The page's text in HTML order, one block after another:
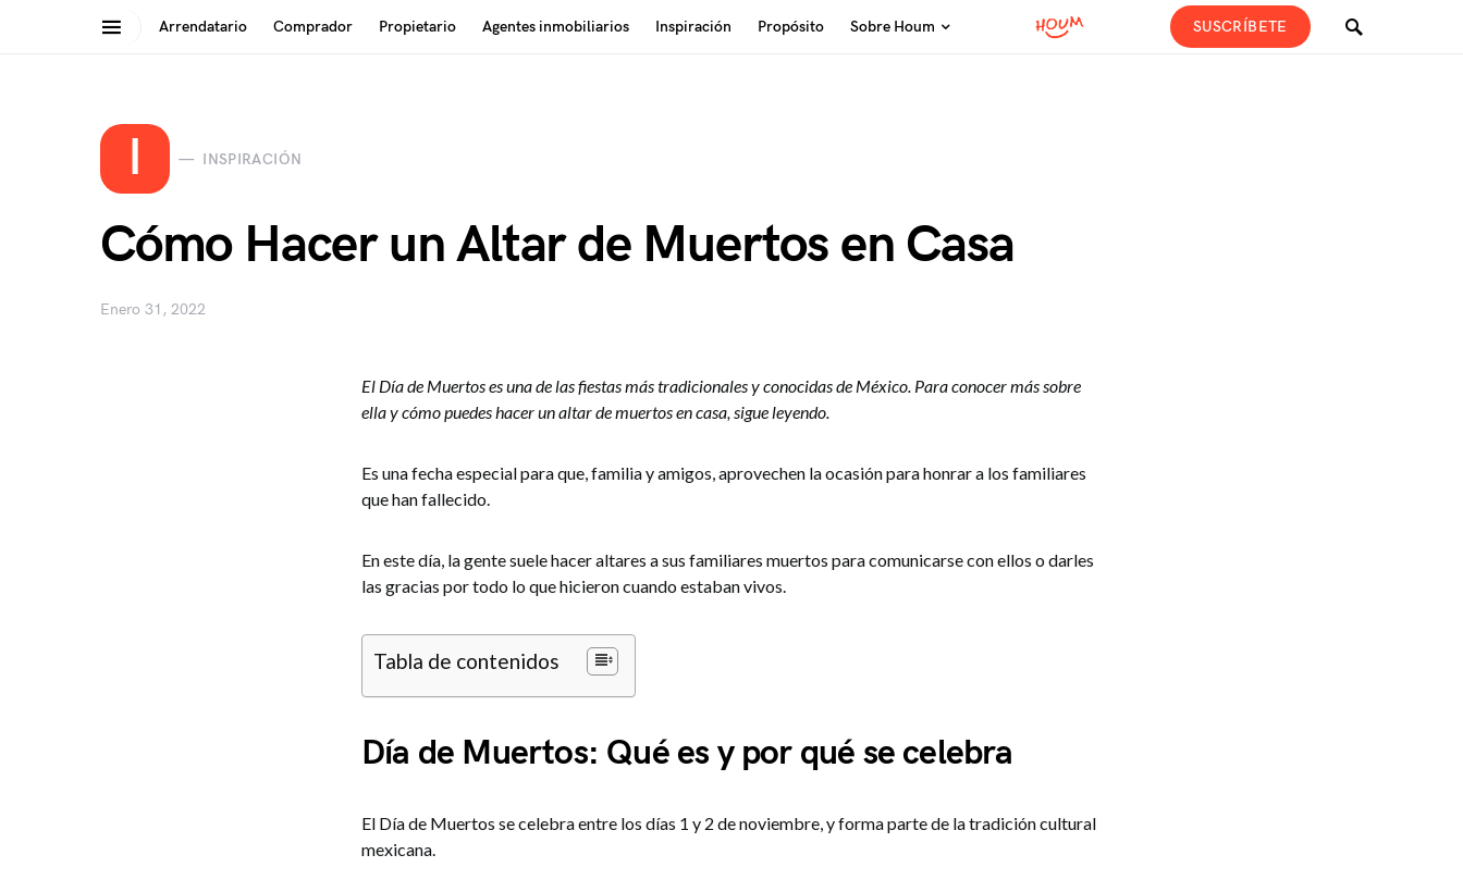
Arrendatario Comprador Propietario Agentes inmobiliarios Inspiración Propósito Sobre Houm SUSCRÍBETE
Search for:
I INSPIRACIÓN
Cómo Hacer un Altar de Muertos en Casa
Enero 31, 2022
El Día de Muertos es una de las fiestas más tradicionales y conocidas de México. Para conocer más sobre
ella y cómo puedes hacer un altar de muertos en casa, sigue leyendo.
Es una fecha especial para que, familia y amigos, aprovechen la ocasión para honrar a los familiares
que han fallecido.
En este día, la gente suele hacer altares a sus familiares muertos para comunicarse con ellos o darles
las gracias por todo lo que hicieron cuando estaban vivos.
Tabla de contenidos
Día de Muertos: Qué es y por qué se celebra
El Día de Muertos se celebra entre los días 1 y 2 de noviembre, y forma parte de la tradición cultural
mexicana.